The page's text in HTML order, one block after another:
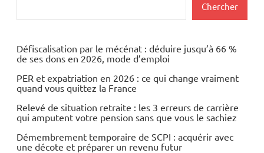
Chercher
Défiscalisation par le mécénat : déduire jusqu’à 66 %
de ses dons en 2026, mode d’emploi
PER et expatriation en 2026 : ce qui change vraiment
quand vous quittez la France
Relevé de situation retraite : les 3 erreurs de carrière
qui amputent votre pension sans que vous le sachiez
Démembrement temporaire de SCPI : acquérir avec
une décote et préparer un revenu futur